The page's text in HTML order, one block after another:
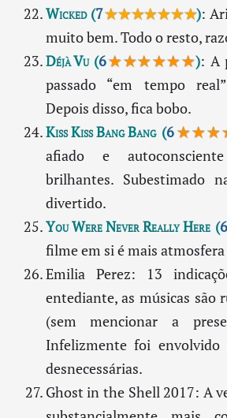
Wicked(7★★★★★★★):
muito bem. Todo o resto,
Déjà Vu(6★★★★★★): A
passado “em tempo
Depois disso, fica bobo.
Kiss Kiss Bang Bang(6
afiado e
brilhantes. Subestimado
divertido.
You Were Never Really Here(6
filme em si é mais
Emilia Perez: 13
entediante, as músicas são
(sem mencionar a
Infelizmente foi envolvido
desnecessárias.
Ghost in the Shell 2017: A